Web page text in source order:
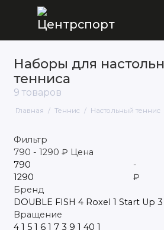
Наборы для
тенниса
9 товаров
Главная Теннис Настольный теннис
Фильтр
790 - 1290 ₽ Цена
-
₽
Бренд
DOUBLE FISH 4 Roxel 1 Start Up 3
Вращение
4 1 5 1 6 1 7 3 9 1 40 1
Настольный теннис